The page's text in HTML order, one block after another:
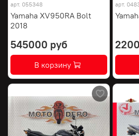
арт. 055348
Yamaha XV950RA Bolt
2018
545000 руб
В корзину
арт.